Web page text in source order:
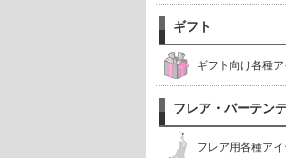
ギフト
ギフト向け各種
フレア・バーテン
フレア用各種ア